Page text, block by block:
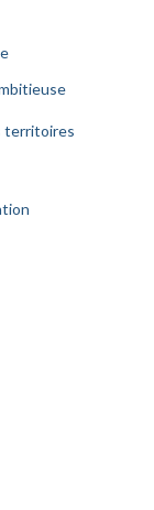
territoires